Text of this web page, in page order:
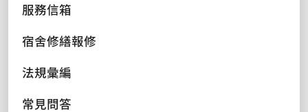
服務信箱
宿舍修繕報修
法規彙編
常見問答